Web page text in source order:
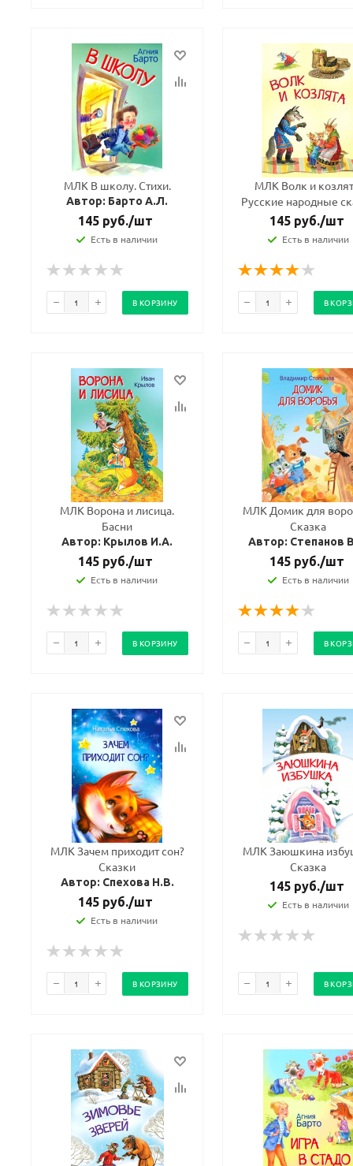
МЛК В школу. Стихи.
Автор: Барто А.Л.
145 руб./шт
Есть в наличии
В КОРЗИНУ
МЛК Волк и
Русские народные
145руб./шт
Есть в наличии
В
МЛК Ворона и лисица.
Басни
Автор: Крылов И.А.
145 руб./шт
Есть в наличии
В КОРЗИНУ
МЛК Домик для
Сказка
Автор: Степанов
145руб./шт
Есть в наличии
В
МЛК Зачем приходит сон?
Сказки
Автор: Спехова Н.В.
145 руб./шт
Есть в наличии
В КОРЗИНУ
МЛК Заюшкина
Сказка
145руб./шт
Есть в наличии
В